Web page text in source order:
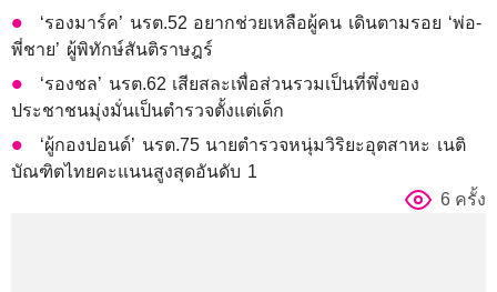
‘รองมาร์ค’ นรต.52 อยากช่วยเหลือผู้คน เดินตามรอย ‘พ่อ-
พี่ชาย’ ผู้พิทักษ์สันติราษฎร์
‘รองชล’ นรต.62 เสียสละเพื่อส่วนรวมเป็นที่พึ่งของ
ประชาชนมุ่งมั่นเป็นตำรวจตั้งแต่เด็ก
‘ผู้กองปอนด์’ นรต.75 นายตำรวจหนุ่มวิริยะอุตสาหะ เนติ
บัณฑิตไทยคะแนนสูงสุดอันดับ 1
6 ครั้ง